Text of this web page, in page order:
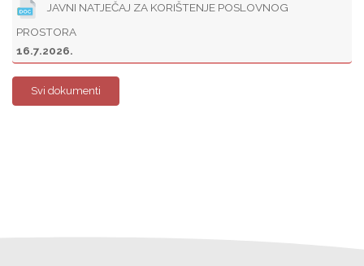
JAVNI NATJEČAJ ZA KORIŠTENJE POSLOVNOG
PROSTORA
16.7.2026.
Svi dokumenti